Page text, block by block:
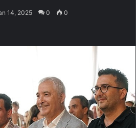
14, 2025 0 0